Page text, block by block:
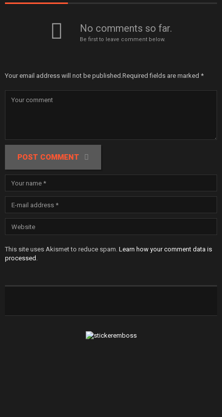
No comments so far.
Be first to leave comment below.
Your email address will not be published.Required fields are marked *
POST COMMENT
This site uses Akismet to reduce spam. Learn how your comment data is
processed .